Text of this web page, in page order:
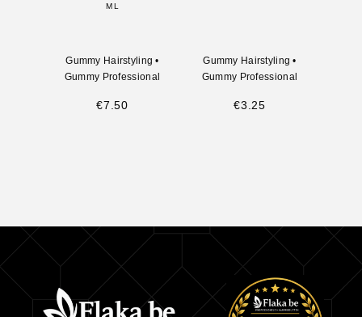
ML
Gummy Hairstyling •
Gummy Professional
€7.50
Gummy Hairstyling •
Gummy Professional
€3.25